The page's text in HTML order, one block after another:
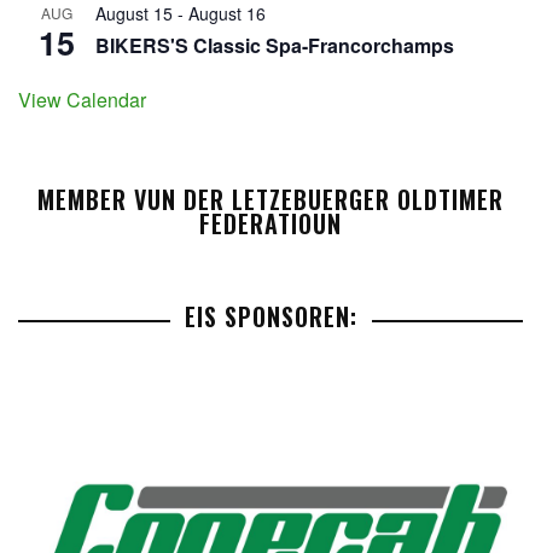
AUG
15
August 15 - August 16
BIKERS'S Classic Spa-Francorchamps
View Calendar
MEMBER VUN DER LETZEBUERGER OLDTIMER
FEDERATIOUN
EIS SPONSOREN: